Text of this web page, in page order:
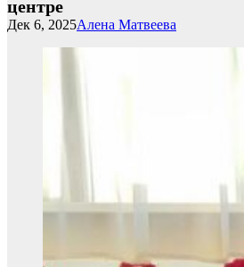
центре
Алена Матвеева
Дек 6, 2025